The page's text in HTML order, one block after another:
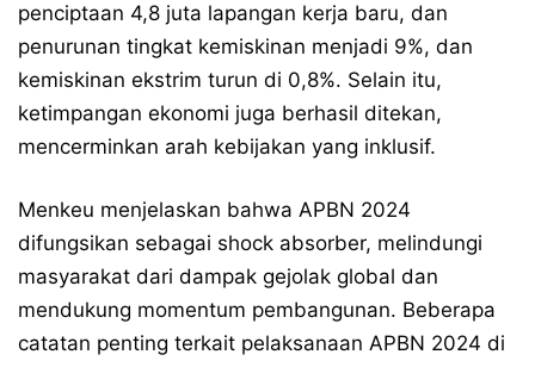
penciptaan 4,8 juta lapangan kerja baru, dan
penurunan tingkat kemiskinan menjadi 9%, dan
kemiskinan ekstrim turun di 0,8%. Selain itu,
ketimpangan ekonomi juga berhasil ditekan,
mencerminkan arah kebijakan yang inklusif.
Menkeu menjelaskan bahwa APBN 2024
difungsikan sebagai shock absorber, melindungi
masyarakat dari dampak gejolak global dan
mendukung momentum pembangunan. Beberapa
catatan penting terkait pelaksanaan APBN 2024 di